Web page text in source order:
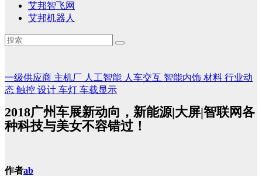
艾邦智飞网
艾邦机器人
一级供应商 主机厂 人工智能 人车交互 智能内饰 材料 行业动
态 触控 设计 车灯 车载显示
2018广州车展新动向，新能源|大屏|智联网各
种科技与美女不容错过！
作者ab